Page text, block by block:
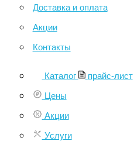
Доставка и оплата
Акции
Контакты
Каталог
прайс-лист
Цены
Акции
Услуги